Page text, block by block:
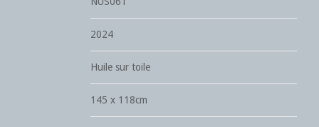
2024
Huile sur toile
145 x 118cm